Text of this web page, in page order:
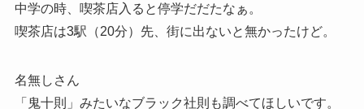
中学の時、喫茶店入ると停学だだたなぁ。
喫茶店は3駅（20分）先、街に出ないと無かったけど。
名無しさん
「鬼十則」みたいなブラック社則も調べてほしいです。